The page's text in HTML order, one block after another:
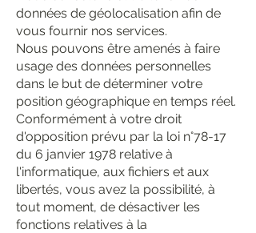
données de géolocalisation afin de
vous fournir nos services.
Nous pouvons être amenés à faire
usage des données personnelles
dans le but de déterminer votre
position géographique en temps réel.
Conformément à votre droit
d'opposition prévu par la loi n°78-17
du 6 janvier 1978 relative à
l'informatique, aux fichiers et aux
libertés, vous avez la possibilité, à
tout moment, de désactiver les
fonctions relatives à la